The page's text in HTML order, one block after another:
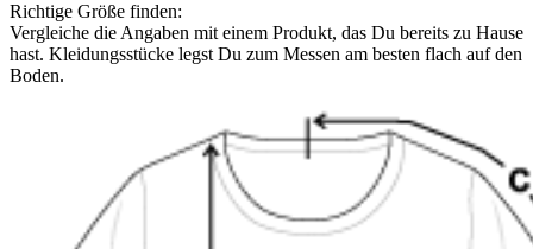
Richtige Größe finden:
Vergleiche die Angaben mit einem Produkt, das Du bereits zu Hause
hast. Kleidungsstücke legst Du zum Messen am besten flach auf den
Boden.